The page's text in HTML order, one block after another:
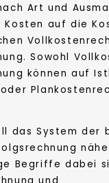
Art und
Kosten auf die
Sowohl
können auf
das System der
Begriffe dabei